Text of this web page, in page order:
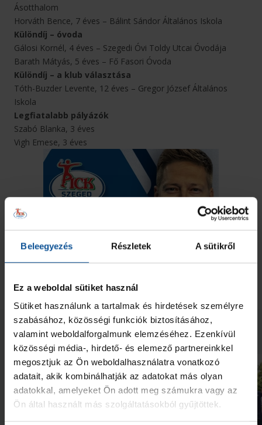
Beleegyezés Részletek A sütikről
Ez a weboldal sütiket használ
Sütiket használunk a tartalmak és hirdetések személyre
szabásához, közösségi funkciók biztosításához,
valamint weboldalforgalmunk elemzéséhez. Ezenkívül
közösségi média-, hirdető- és elemező partnereinkkel
megosztjuk az Ön weboldalhasználatra vonatkozó
adatait, akik kombinálhatják az adatokat más olyan
adatokkal, amelyeket Ön adott meg számukra vagy az
Ön által használt más szolgáltatásokból gyűjtöttek.
Ásotthalom
Horváth Bence, 7 éves – Bálint Sándor Általános Iskola
Különdíj – óvoda
Gálosi Kornél, 4 éves – Szegedi Óvi Toldy Utcai Óvodája
Barath Mátyás, 5 éves – Fő Fasori Óvoda
Különdíj – a klub választása
Tóth-Buzder Levente, 12 éves – Gregor József Általános
Iskola
Legfiatalabb pályázók
Szabó Blanka, 3 éves
Vigh Emese, 3 éves
Neked ajánljuk